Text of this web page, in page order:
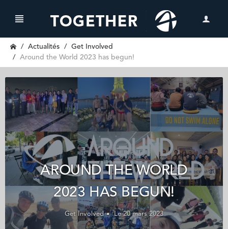
Actualités
Get Involved
Around the World 2023 has begun!
AROUND THE WORLD
2023 HAS BEGUN!
Get Involved Le 20 mars 2023